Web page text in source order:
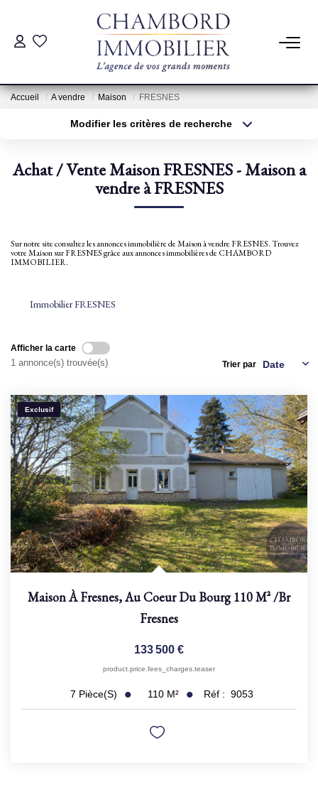
ACHAT
Pré-Estimation
Nous Rejoindre
Nos Actualités
Nos Témoignages
Contact
ESPACE CLIENT
Accueil A vendre Maison FRESNES
Modifier les critères de recherche
Type de bien
Surface min
Créer une alerte
Achat / Vente Maison FRESNES - Maison a
vendre à FRESNES
Sur notre site consultez les annonces immobilière de Maison à vendre FRESNES. Trouvez
votre Maison sur FRESNES grâce aux annonces immobilières de CHAMBORD
IMMOBILIER.
Immobilier FRESNES
Afficher la carte
1 annonce(s) trouvée(s) Trier par
Exclusif
Maison À Fresnes, Au Coeur Du Bourg 110 M²/br
Fresnes
133 500 €
product.price.fees_charges.teaser
7 Pièce(s) 110 M² Réf : 9053